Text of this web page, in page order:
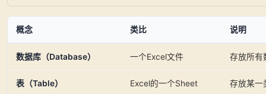
概念 类比 说明
数据库（Database） 一个Excel文件 存放所有
表（Table） Excel的一个Sheet 存放某一